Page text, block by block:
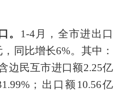
。 1-4月， 全市进出口
同比增长6%。其中：
边民互市进口额2.25亿
；出口额10.56亿